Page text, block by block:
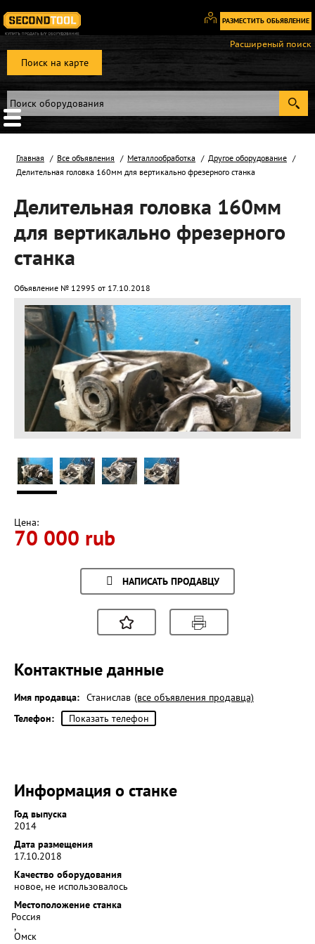
РАЗМЕСТИТЬ ОБЬЯВЛЕНИЕ
Вход
Регистрация
Поиск на карте
Расширеный поиск
Главная Все объявления Металлообработка
Другое оборудование
Делительная головка 160мм для вертикально фрезерного станка
Делительная головка 160мм
для вертикально фрезерного
станка
Объявление № 12995 от 17.10.2018
Цена:
70 000 rub
НАПИСАТЬ ПРОДАВЦУ
Контактные данные
Имя продавца: Станислав (все объявления продавца)
Телефон:
Показать телефон
Информация о станке
Год выпуска
2014
Дата размещения
17.10.2018
Качество оборудования
новое, не использовалось
Местоположение станка
Россия
,
Омск